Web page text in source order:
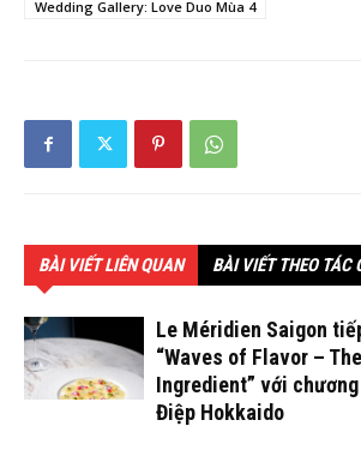
Wedding Gallery: Love Duo Mùa 4
BÀI VIẾT LIÊN QUAN BÀI VIẾT THEO TÁC
Le Méridien Saigon
“Waves of Flavor –
Ingredient” với
Điệp Hokkaido